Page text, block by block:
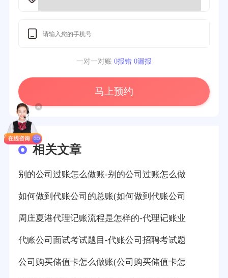
一对一对账 0报错 0漏报
马上预约
相关文章
别的公司过账怎么做账-别的公司过账怎么做
如何做到代账公司的总账(如何做到代账公司
周庄夏港代理记账流程是怎样的-代理记账业
代账公司面试考试题目-代账公司招聘考试题
公司购买储值卡怎么做账(公司购买储值卡怎